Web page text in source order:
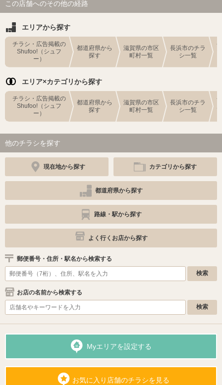
この店舗へのその他の経路
エリアから探す
チラシ・広告掲載の
Shufoo!（シュフ
ー）
都道府県から
探す
滋賀県の市区
町村一覧
長浜市のチラ
シ一覧
エリア×カテゴリから探す
チラシ・広告掲載の
Shufoo!（シュフ
ー）
都道府県から
探す
滋賀県の市区
町村一覧
長浜市のチラ
シ一覧
他のチラシを探す
現在地から探す カテゴリから探す
都道府県から探す
路線・駅から探す
よく行くお店から探す
郵便番号・住所・駅名から検索する
お店の名前から検索する
Myエリアを設定する
お気に入り店舗のチラシを見る